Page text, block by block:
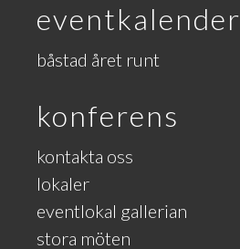
eventkalender
båstad året runt
konferens
kontakta oss
lokaler
eventlokal gallerian
stora möten